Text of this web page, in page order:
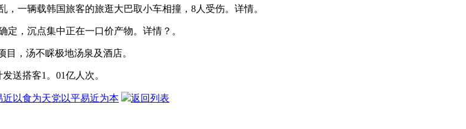
一辆载韩国旅客的旅逛大巴取小车相撞，8人受伤。详情。
，沉点集中正在一口价产物。详情？。
，汤不睬极地汤泉及酒店。
送搭客1。01亿人次。
近以食为天党以平易近为本 返回列表